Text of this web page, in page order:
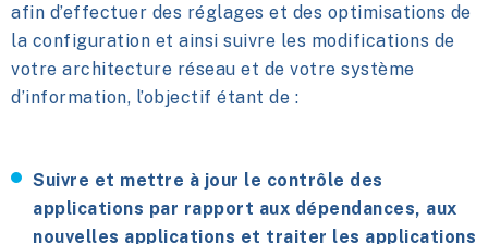
afin d’effectuer des réglages et des optimisations de
la configuration et ainsi suivre les modifications de
votre architecture réseau et de votre système
d’information, l’objectif étant de :
Suivre et mettre à jour le contrôle des
applications par rapport aux dépendances, aux
nouvelles applications et traiter les applications